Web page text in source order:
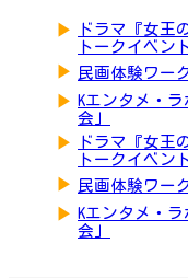
▶
ドラマ『女王
トークイベン
▶ 民画体験ワー
▶ Kエンタメ・
会」
▶
ドラマ『女王
トークイベン
▶ 民画体験ワー
▶ Kエンタメ・
会」